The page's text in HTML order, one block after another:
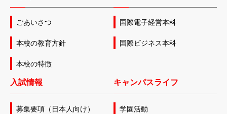
ごあいさつ
本校の教育方針
本校の特徴
国際電子経営本科
国際ビジネス本科
入試情報
募集要項（日本人向け）
キャンパスライフ
学園活動